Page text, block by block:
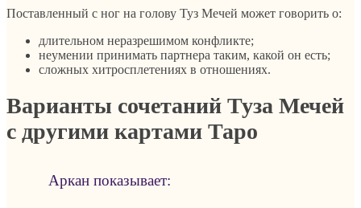
Поставленный с ног на голову Туз Мечей может говорить о:
длительном неразрешимом конфликте;
неумении принимать партнера таким, какой он есть;
сложных хитросплетениях в отношениях.
Варианты сочетаний Туза Мечей
с другими картами Таро
Аркан показывает: